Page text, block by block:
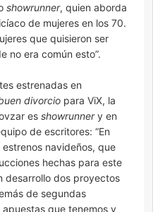
showrunner, quien aborda
de mujeres en los 70.
que quisieron ser
no era común esto”.
estrenadas en
divorcio para ViX, la
es showrunnery en
de escritores: “En
navideños, que
hechas para este
desarrollo dos proyectos
de segundas
que tenemos y